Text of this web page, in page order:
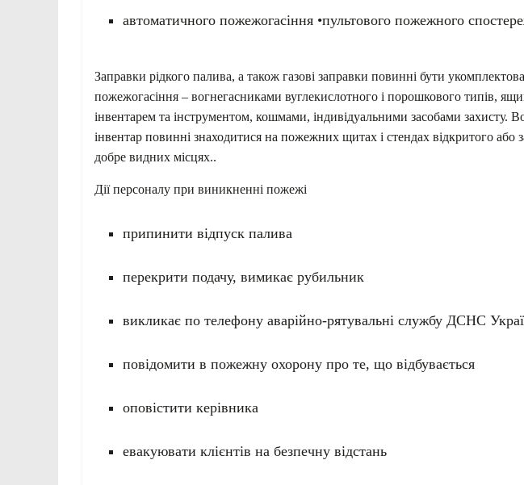
автоматичного пожежогасіння •пультового пожежного
Заправки рідкого палива, а також газові заправки повинні бути
пожежогасіння – вогнегасниками вуглекислотного і порошкового типів,
інвентарем та інструментом, кошмами, індивідуальними засобами захисту.
інвентар повинні знаходитися на пожежних щитах і стендах відкритого або
добре видних місцях..
Дії персоналу при виникненні пожежі
припинити відпуск палива
перекрити подачу, вимикає рубильник
викликає по телефону аварійно-рятувальні службу ДСНС
повідомити в пожежну охорону про те, що відбувається
оповістити керівника
евакуювати клієнтів на безпечну відстань